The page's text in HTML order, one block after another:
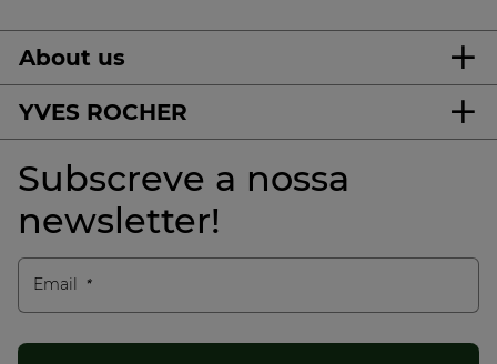
About us
YVES ROCHER
Subscreve a nossa
newsletter!
Email